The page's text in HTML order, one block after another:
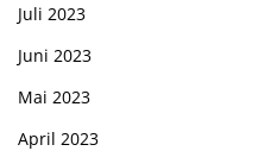
Juli 2023
Juni 2023
Mai 2023
April 2023